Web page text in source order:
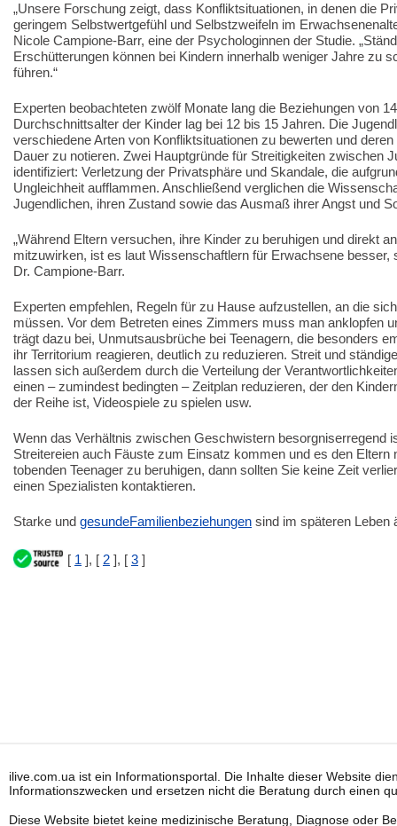
„Unsere Forschung zeigt, dass Konfliktsituationen, in denen die
geringem Selbstwertgefühl und Selbstzweifeln im
Nicole Campione-Barr, eine der Psychologinnen der Studie.
Erschütterungen können bei Kindern innerhalb weniger Jahre zu
führen.“
Experten beobachteten zwölf Monate lang die Beziehungen von
Durchschnittsalter der Kinder lag bei 12 bis 15 Jahren. Die
verschiedene Arten von Konfliktsituationen zu bewerten und
Dauer zu notieren. Zwei Hauptgründe für Streitigkeiten zwischen
identifiziert: Verletzung der Privatsphäre und Skandale, die
Ungleichheit aufflammen. Anschließend verglichen die
Jugendlichen, ihren Zustand sowie das Ausmaß ihrer Angst und
„Während Eltern versuchen, ihre Kinder zu beruhigen und direkt
mitzuwirken, ist es laut Wissenschaftlern für Erwachsene besser,
Dr. Campione-Barr.
Experten empfehlen, Regeln für zu Hause aufzustellen, an die
müssen. Vor dem Betreten eines Zimmers muss man anklopfen
trägt dazu bei, Unmutsausbrüche bei Teenagern, die besonders
ihr Territorium reagieren, deutlich zu reduzieren. Streit und
lassen sich außerdem durch die Verteilung der
einen – zumindest bedingten – Zeitplan reduzieren, der den
der Reihe ist, Videospiele zu spielen usw.
Wenn das Verhältnis zwischen Geschwistern besorgniserregend
Streitereien auch Fäuste zum Einsatz kommen und es den Eltern
tobenden Teenager zu beruhigen, dann sollten Sie keine Zeit
einen Spezialisten kontaktieren.
Starke und gesundeFamilienbeziehungen sind im späteren Leben
[ 1 ], [ 2 ], [ 3 ]
ilive.com.ua ist ein Informationsportal. Die Inhalte dieser Website
Informationszwecken und ersetzen nicht die Beratung durch einen
Diese Website bietet keine medizinische Beratung, Diagnose oder